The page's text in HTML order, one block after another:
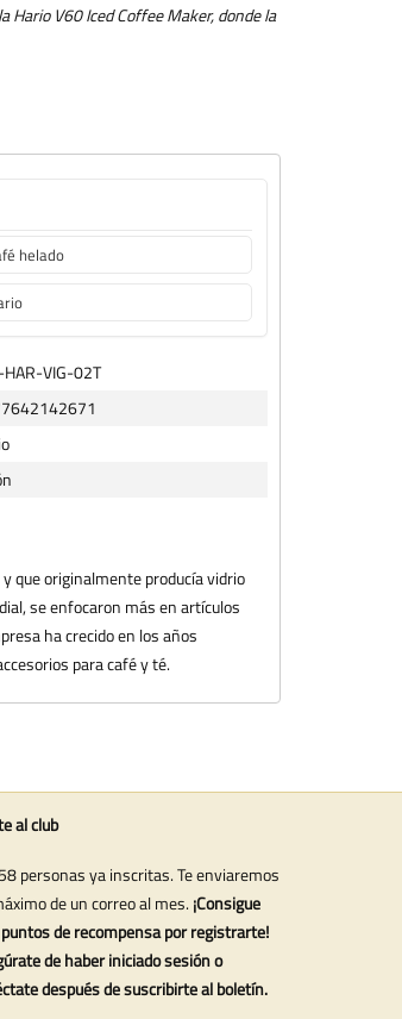
V60 Iced Coffee Maker, donde la
helado
HAR-VIG-02T
que originalmente producía vidrio
se enfocaron más en artículos
ha crecido en los años
para café y té.
al club
personas ya inscritas. Te enviaremos
de un correo al mes. ¡Consigue
de recompensa por registrarte!
de haber iniciado sesión o
después de suscribirte al boletín.